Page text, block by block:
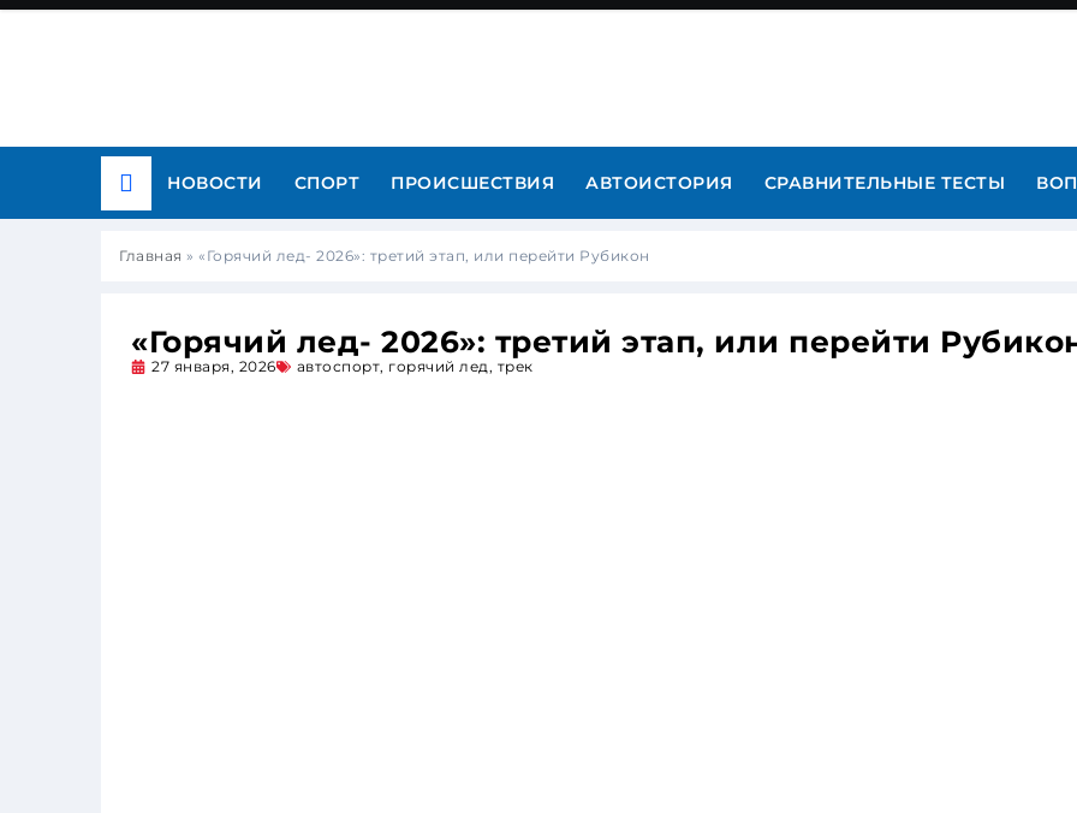
НОВОСТИ СПОРТ ПРОИСШЕСТВИЯ АВТОИСТОРИЯ СРАВНИТЕЛЬНЫЕ ТЕСТЫ
Главная » «Горячий лед- 2026»: третий этап, или перейти Рубикон
«Горячий лед- 2026»: третий этап, или перейти
27 января, 2026 автоспорт, горячий лед, трек